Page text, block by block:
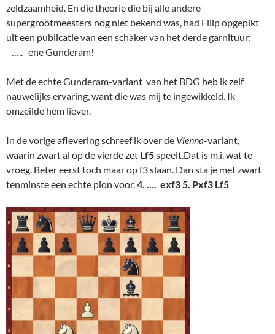
zeldzaamheid. En die theorie die bij alle andere
supergrootmeesters nog niet bekend was, had Filip opgepikt
uit een publicatie van een schaker van het derde garnituur:
….. ene Gunderam!
Met de echte Gunderam-variant van het BDG heb ik zelf
nauwelijks ervaring, want die was mij te ingewikkeld. Ik
omzeilde hem liever.
In de vorige aflevering schreef ik over de Vienna-variant,
waarin zwart al op de vierde zet Lf5speelt.Dat is m.i. wat te
vroeg. Beter eerst toch maar op f3 slaan. Dan sta je met zwart
tenminste een echte pion voor.4. …. exf3 5. Pxf3 Lf5